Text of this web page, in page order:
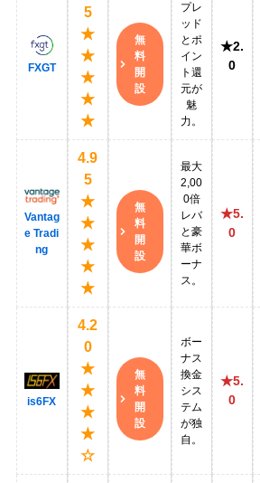
FXGT
5
★
★
★
★
★
無
料
開
設
プレ
ッド
とポ
イン
ト還
元が
魅
力。
★2.
0
Vantag
e Tradi
ng
4.9
5
★
★
★
★
★
無
料
開
設
最大
2,00
0倍
レバ
と豪
華ボ
ーナ
ス。
★5.
0
is6FX
4.2
0
★
★
★
★
☆
無
料
開
設
ボー
ナス
換金
シス
テム
が独
自。
★5.
0